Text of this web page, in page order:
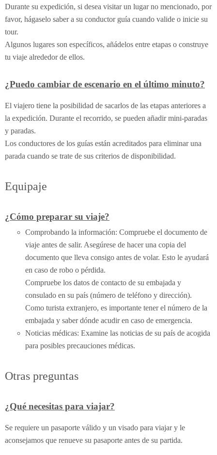
Durante su expedición, si desea visitar un lugar no mencionado, por
favor, hágaselo saber a su conductor guía cuando valide o inicie su
tour.
Algunos lugares son específicos, añádelos entre etapas o construye
tu viaje alrededor de ellos.
¿Puedo cambiar de escenario en el último minuto?
El viajero tiene la posibilidad de sacarlos de las etapas anteriores a
la expedición. Durante el recorrido, se pueden añadir mini-paradas
y paradas.
Los conductores de los guías están acreditados para eliminar una
parada cuando se trate de sus criterios de disponibilidad.
Equipaje
¿Cómo preparar su viaje?
Comprobando la información: Compruebe el documento de
viaje antes de salir. Asegúrese de hacer una copia del
documento que lleva consigo antes de volar. Esto le ayudará
en caso de robo o pérdida.
Compruebe los datos de contacto de su embajada y
consulado en su país (número de teléfono y dirección).
Como turista extranjero, es importante tener el número de la
embajada y saber dónde acudir en caso de emergencia.
Noticias médicas: Examine las noticias de su país de acogida
para posibles precauciones médicas.
Otras preguntas
¿Qué necesitas para viajar?
Se requiere un pasaporte válido y un visado para viajar y le
aconsejamos que renueve su pasaporte antes de su partida.